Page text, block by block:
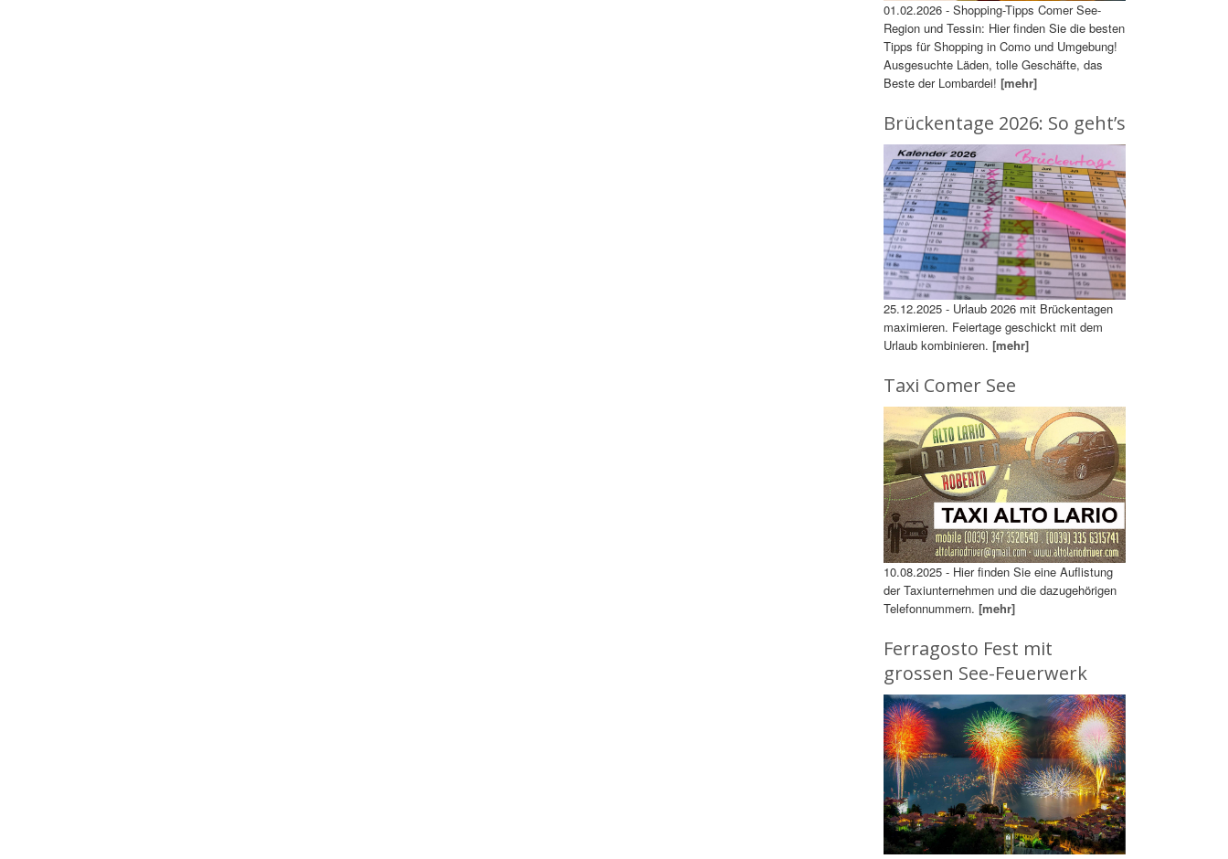
01.02.2026 - Shopping-Tipps Comer See-
Region und Tessin: Hier finden Sie die besten
Tipps für Shopping in Como und Umgebung!
Ausgesuchte Läden, tolle Geschäfte, das
Beste der Lombardei! [mehr]
Brückentage 2026: So geht’s
25.12.2025 - Urlaub 2026 mit Brückentagen
maximieren. Feiertage geschickt mit dem
Urlaub kombinieren. [mehr]
Taxi Comer See
10.08.2025 - Hier finden Sie eine Auflistung
der Taxiunternehmen und die dazugehörigen
Telefonnummern. [mehr]
Ferragosto Fest mit
grossen See-Feuerwerk